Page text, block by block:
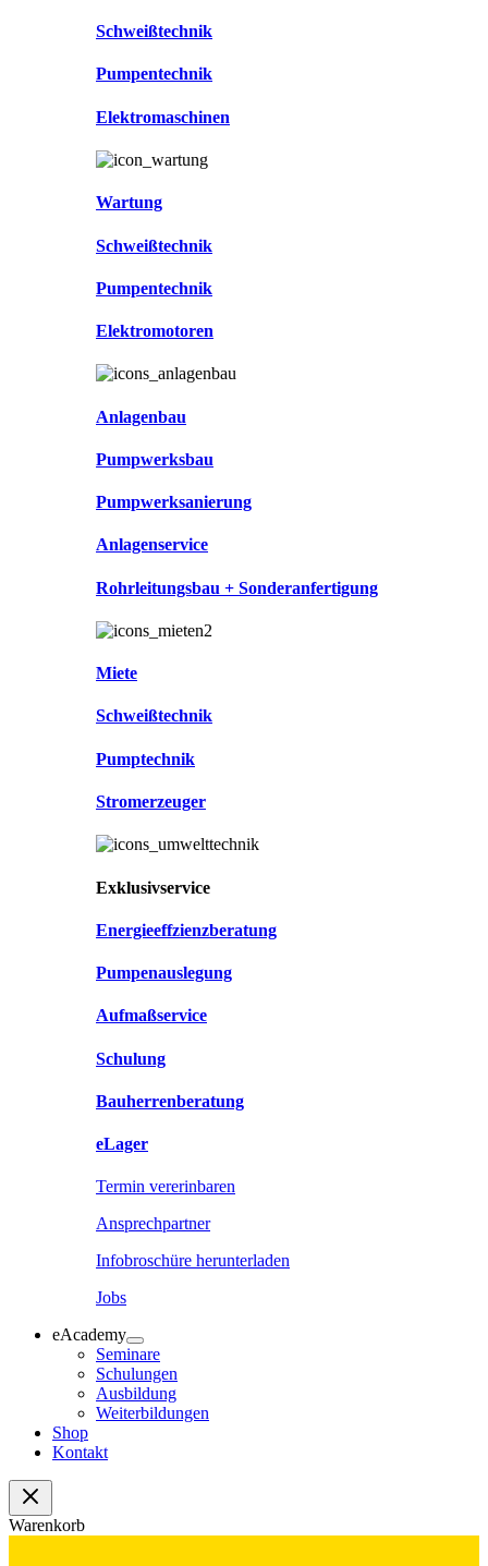
Schweißtechnik
Pumpentechnik
Elektromaschinen
Wartung
Schweißtechnik
Pumpentechnik
Elektromotoren
Anlagenbau
Pumpwerksbau
Pumpwerksanierung
Anlagenservice
Rohrleitungsbau + Sonderanfertigung
Miete
Schweißtechnik
Pumptechnik
Stromerzeuger
Exklusivservice
Energieeffzienzberatung
Pumpenauslegung
Aufmaßservice
Schulung
Bauherrenberatung
eLager
Termin vererinbaren
Ansprechpartner
Infobroschüre herunterladen
Jobs
eAcademy
Seminare
Schulungen
Ausbildung
Weiterbildungen
Shop
Kontakt
Warenkorb